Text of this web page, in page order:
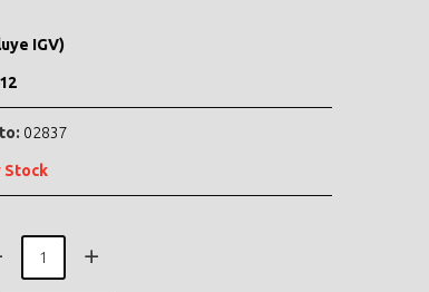
IGV)
12
02837
Stock